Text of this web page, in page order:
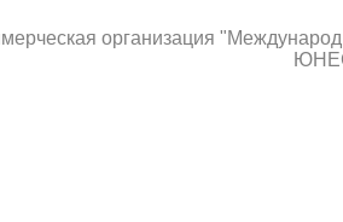
организация